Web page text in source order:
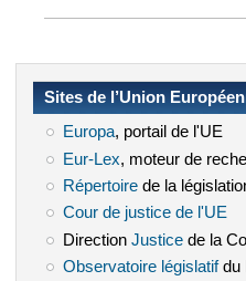
Sites de l’Union
Europa(le lien est externe)
, portail de l'UE
Eur-Lex (le lien est externe)
, moteur de
Répertoire(le lien est
de la
Cour de justice de l'UE
Direction Justice(le lien
de la
Observatoire législatif(le
du